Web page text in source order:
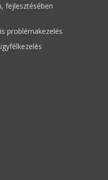
fejlesztésében
problémakezelés